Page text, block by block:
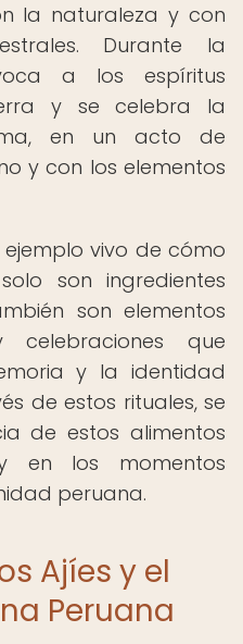
la naturaleza y con
Durante la
a los espíritus
y se celebra la
en un acto de
y con los elementos
vivo de cómo
son ingredientes
son elementos
que
y la identidad
de estos rituales, se
de estos alimentos
los momentos
peruana.
Ajíes y el
Peruana